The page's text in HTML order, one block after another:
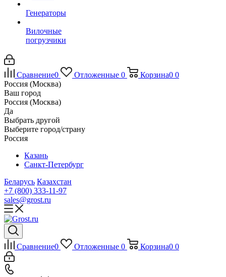
Генераторы
Вилочные
погрузчики
Сравнение0 Отложенные 0 Корзина0 0
Россия (Москва)
Ваш город
Россия (Москва)
Да
Выбрать другой
Выберите город/страну
Россия
Казань
Санкт-Петербург
Беларусь Казахстан
+7 (800) 333-11-97
sales@grost.ru
Сравнение0 Отложенные 0 Корзина0 0